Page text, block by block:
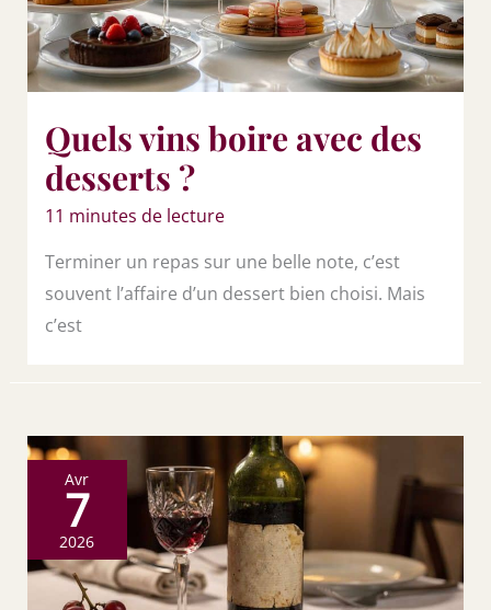
Quels vins boire avec des
desserts ?
11 minutes de lecture
Terminer un repas sur une belle note, c’est
souvent l’affaire d’un dessert bien choisi. Mais
c’est
Avr
7
2026